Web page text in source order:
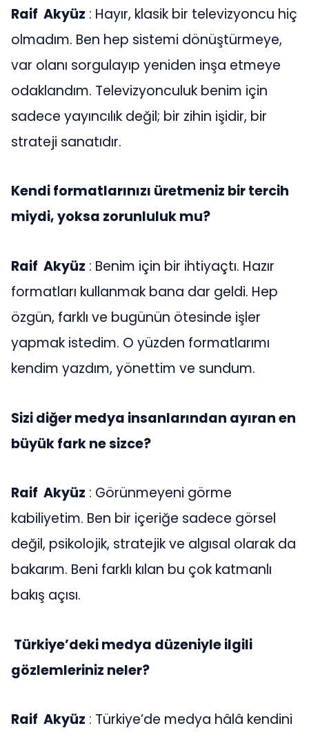
Raif Akyüz : Hayır, klasik bir televizyoncu hiç
olmadım. Ben hep sistemi dönüştürmeye,
var olanı sorgulayıp yeniden inşa etmeye
odaklandım. Televizyonculuk benim için
sadece yayıncılık değil; bir zihin işidir, bir
strateji sanatıdır.
Kendi formatlarınızı üretmeniz bir tercih
miydi, yoksa zorunluluk mu?
Raif Akyüz : Benim için bir ihtiyaçtı. Hazır
formatları kullanmak bana dar geldi. Hep
özgün, farklı ve bugünün ötesinde işler
yapmak istedim. O yüzden formatlarımı
kendim yazdım, yönettim ve sundum.
Sizi diğer medya insanlarından ayıran en
büyük fark ne sizce?
Raif Akyüz : Görünmeyeni görme
kabiliyetim. Ben bir içeriğe sadece görsel
değil, psikolojik, stratejik ve algısal olarak da
bakarım. Beni farklı kılan bu çok katmanlı
bakış açısı.
Türkiye’deki medya düzeniyle ilgili
gözlemleriniz neler?
Raif Akyüz : Türkiye’de medya hâlâ kendini